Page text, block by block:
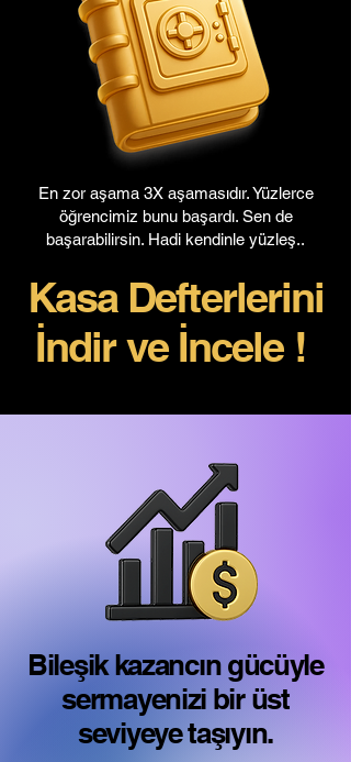
En zor aşama 3X aşamasıdır. Yüzlerce
öğrencimiz bunu başardı. Sen de
başarabilirsin. Hadi kendinle yüzleş..
Kasa Defterlerini
İndir ve İncele !
Bileşik kazancın gücüyle
sermayenizi bir üst
seviyeye taşıyın.